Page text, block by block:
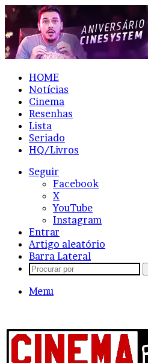
HOME
Notícias
Cinema
Resenhas
Lista
Seriado
HQ/Livros
Seguir
Facebook
X
YouTube
Instagram
Entrar
Artigo aleatório
Barra Lateral
Menu